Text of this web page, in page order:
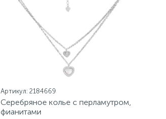
Артикул: 2184669
Серебряное колье с перламутром,
фианитами